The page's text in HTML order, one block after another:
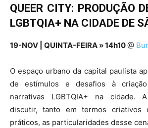
QUEER CITY: PRODUÇÃO
LGBTQIA+ NA CIDADE DE
19-NOV | QUINTA-FEIRA » 14h10@
O espaço urbano da capital paulista
de estímulos e desafios à
narrativas LGBTQIA+ na cidade.
discutir, tanto em termos criativos
práticos, as particularidades desse